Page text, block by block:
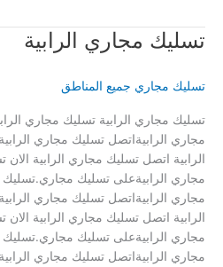
الشيوخ
تسليك مجاري الرابية
تسليك مجاري جميع المناطق
تسليك مجاري الرابية تسليك مجاري
مجاري الرابيةاتصل تسليك مجاري
الرابية اتصل تسليك مجاري الرابية الان
مجاري الرابيةعلى تسليك مجاري.تسليك
مجاري الرابيةاتصل تسليك مجاري
الرابية اتصل تسليك مجاري الرابية الان
مجاري الرابيةعلى تسليك مجاري.تسليك
مجاري الرابيةاتصل تسليك مجاري